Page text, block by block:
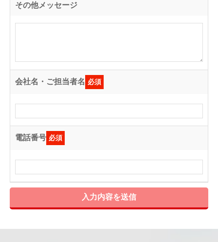
その他メッセージ
会社名・ご担当者名 必須
電話番号 必須
入力内容を送信